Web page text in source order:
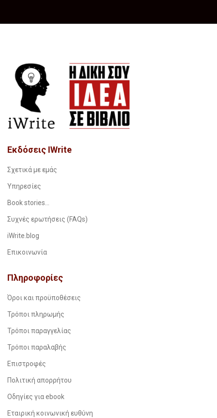
Εκδόσεις IWrite
Σχετικά με εμάς
Υπηρεσίες
Book stories…
Συχνές ερωτήσεις (FAQs)
iWrite.blog
Επικοινωνία
Πληροφορίες
Όροι και προϋποθέσεις
Τρόποι πληρωμής
Τρόποι παραγγελίας
Τρόποι παραλαβής
Επιστροφές
Πολιτική απορρήτου
Οδηγίες για ebook
Εταιρική κοινωνική ευθύνη